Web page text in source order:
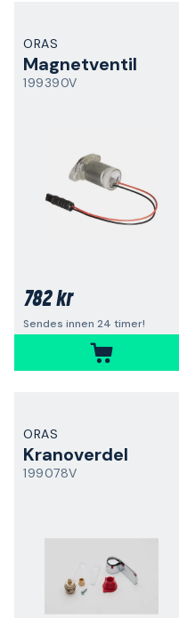
ORAS
Magnetventil
199390V
782 kr
Sendes innen 24 timer!
ORAS
Kranoverdel
199078V